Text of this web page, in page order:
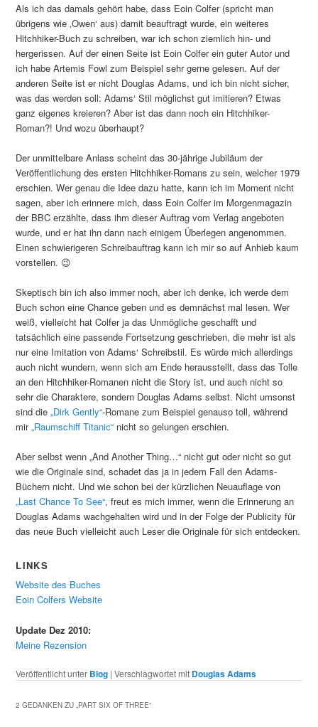
Als ich das damals gehört habe, dass Eoin Colfer (spricht man
übrigens wie ‚Owen‘ aus) damit beauftragt wurde, ein weiteres
Hitchhiker-Buch zu schreiben, war ich schon ziemlich hin- und
hergerissen. Auf der einen Seite ist Eoin Colfer ein guter Autor und
ich habe Artemis Fowl zum Beispiel sehr gerne gelesen. Auf der
anderen Seite ist er nicht Douglas Adams, und ich bin nicht sicher,
was das werden soll: Adams‘ Stil möglichst gut imitieren? Etwas
ganz eigenes kreieren? Aber ist das dann noch ein Hitchhiker-
Roman?! Und wozu überhaupt?
Der unmittelbare Anlass scheint das 30-jährige Jubiläum der
Veröffentlichung des ersten Hitchhiker-Romans zu sein, welcher 1979
erschien. Wer genau die Idee dazu hatte, kann ich im Moment nicht
sagen, aber ich erinnere mich, dass Eoin Colfer im Morgenmagazin
der BBC erzählte, dass ihm dieser Auftrag vom Verlag angeboten
wurde, und er hat ihn dann nach einigem Überlegen angenommen.
Einen schwierigeren Schreibauftrag kann ich mir so auf Anhieb kaum
vorstellen. 😉
Skeptisch bin ich also immer noch, aber ich denke, ich werde dem
Buch schon eine Chance geben und es demnächst mal lesen. Wer
weiß, vielleicht hat Colfer ja das Unmögliche geschafft und
tatsächlich eine passende Fortsetzung geschrieben, die mehr ist als
nur eine Imitation von Adams‘ Schreibstil. Es würde mich allerdings
auch nicht wundern, wenn sich am Ende herausstellt, dass das Tolle
an den Hitchhiker-Romanen nicht die Story ist, und auch nicht so
sehr die Charaktere, sondern Douglas Adams selbst. Nicht umsonst
sind die„Dirk Gently“-Romane zum Beispiel genauso toll, während
mir„Raumschiff Titanic“ nicht so gelungen erschien.
Aber selbst wenn „And Another Thing…“ nicht gut oder nicht so gut
wie die Originale sind, schadet das ja in jedem Fall den Adams-
Büchern nicht. Und wie schon bei der kürzlichen Neuauflage von
„Last Chance To See“, freut es mich immer, wenn die Erinnerung an
Douglas Adams wachgehalten wird und in der Folge der Publicity für
das neue Buch vielleicht auch Leser die Originale für sich entdecken.
LINKS
Website des Buches
Eoin Colfers Website
Update Dez 2010:
Meine Rezension
Veröffentlicht unter Blog |Verschlagwortet mit Douglas Adams
2 GEDANKEN ZU „ PART SIX OF THREE“